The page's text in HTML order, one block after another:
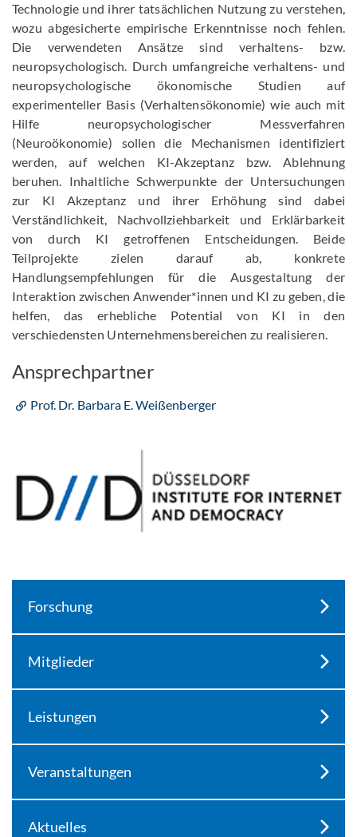
Technologie und ihrer tatsächlichen Nutzung zu verstehen,
wozu abgesicherte empirische Erkenntnisse noch fehlen.
Die verwendeten Ansätze sind verhaltens- bzw.
neuropsychologisch. Durch umfangreiche verhaltens- und
neuropsychologische ökonomische Studien auf
experimenteller Basis (Verhaltensökonomie) wie auch mit
Hilfe neuropsychologischer Messverfahren
(Neuroökonomie) sollen die Mechanismen identifiziert
werden, auf welchen KI-Akzeptanz bzw. Ablehnung
beruhen. Inhaltliche Schwerpunkte der Untersuchungen
zur KI Akzeptanz und ihrer Erhöhung sind dabei
Verständlichkeit, Nachvollziehbarkeit und Erklärbarkeit
von durch KI getroffenen Entscheidungen. Beide
Teilprojekte zielen darauf ab, konkrete
Handlungsempfehlungen für die Ausgestaltung der
Interaktion zwischen Anwender*innen und KI zu geben, die
helfen, das erhebliche Potential von KI in den
verschiedensten Unternehmensbereichen zu realisieren.
Ansprechpartner
Prof. Dr. Barbara E. Weißenberger
Forschung
Mitglieder
Leistungen
Veranstaltungen
Aktuelles